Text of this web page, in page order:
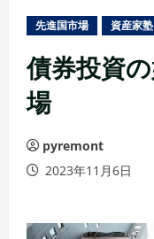
先進国市場 資産家塾
債券投資
場
pyremont
2023年11月6日